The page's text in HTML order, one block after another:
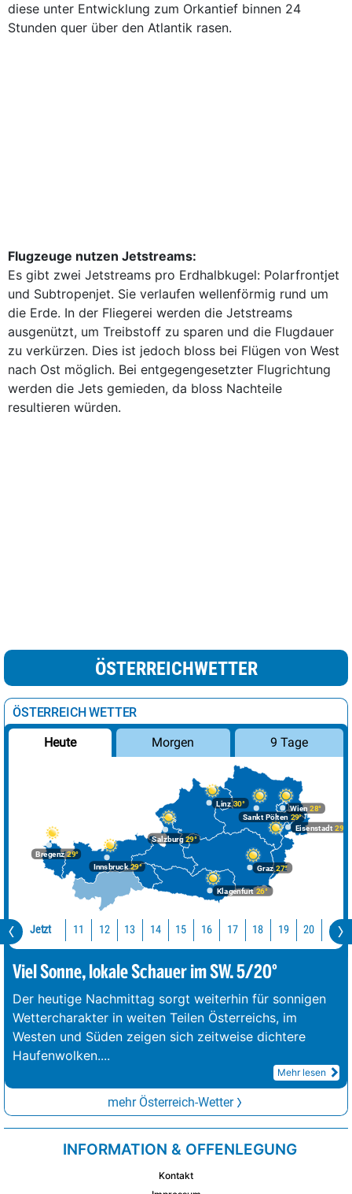
diese unter Entwicklung zum Orkantief binnen 24
Stunden quer über den Atlantik rasen.
Flugzeuge nutzen Jetstreams:
Es gibt zwei Jetstreams pro Erdhalbkugel: Polarfrontjet
und Subtropenjet. Sie verlaufen wellenförmig rund um
die Erde. In der Fliegerei werden die Jetstreams
ausgenützt, um Treibstoff zu sparen und die Flugdauer
zu verkürzen. Dies ist jedoch bloss bei Flügen von West
nach Ost möglich. Bei entgegengesetzter Flugrichtung
werden die Jets gemieden, da bloss Nachteile
resultieren würden.
ÖSTERREICHWETTER
ÖSTERREICH WETTER
Heute Morgen 9 Tage
Bregenz29°
Graz27°
Innsbruck29°
Klagenfurt 26°
Linz30°
Salzburg29°
Wien 28°
Eisenstadt 29°
Sankt Pölten 29°
Jetzt 11 12 13 14 15 16 17 18 19 20 21
Viel Sonne, lokale Schauer im SW. 5/20°
Der heutige Nachmittag sorgt weiterhin für sonnigen
Wettercharakter in weiten Teilen Österreichs, im
Westen und Süden zeigen sich zeitweise dichtere
Haufenwolken....
Mehr lesen
mehr Österreich-Wetter
INFORMATION & OFFENLEGUNG
Kontakt